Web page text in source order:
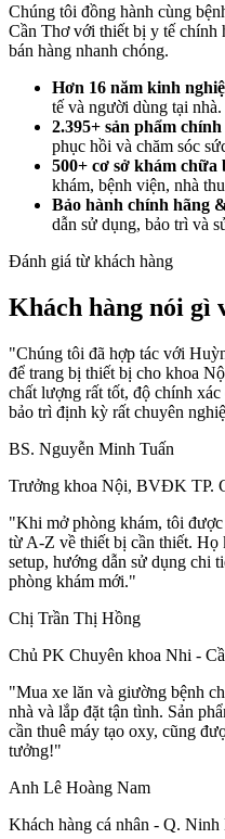
Chúng tôi đồng hành cùng
Cần Thơ với thiết bị y tế chính
bán hàng nhanh chóng.
Hơn 16 năm kinh
tế và người dùng tại nhà.
2.395+ sản phẩm
phục hồi và chăm sóc
500+ cơ sở khám
khám, bệnh viện, nhà
Bảo hành chính hãng
dẫn sử dụng, bảo trì và
Đánh giá từ khách hàng
Khách hàng nói gì
"Chúng tôi đã hợp tác với
để trang bị thiết bị cho khoa
chất lượng rất tốt, độ chính
bảo trì định kỳ rất chuyên
BS. Nguyễn Minh Tuấn
Trưởng khoa Nội, BVĐK TP.
"Khi mở phòng khám, tôi
từ A-Z về thiết bị cần thiết. Họ
setup, hướng dẫn sử dụng chi
phòng khám mới."
Chị Trần Thị Hồng
Chủ PK Chuyên khoa Nhi -
"Mua xe lăn và giường bệnh
nhà và lắp đặt tận tình. Sản
cần thuê máy tạo oxy, cũng
tưởng!"
Anh Lê Hoàng Nam
Khách hàng cá nhân - Q. Ninh